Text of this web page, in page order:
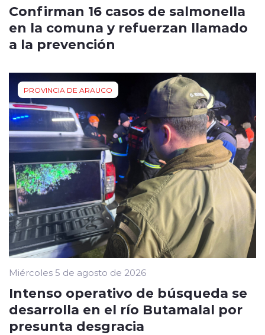
Confirman 16 casos de salmonella
en la comuna y refuerzan llamado
a la prevención
PROVINCIA DE ARAUCO
Miércoles 5 de agosto de 2026
Intenso operativo de búsqueda se
desarrolla en el río Butamalal por
presunta desgracia